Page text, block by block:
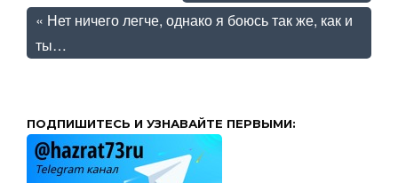
« Нет ничего легче, однако я боюсь так же, как и
ты…
ПОДПИШИТЕСЬ И УЗНАВАЙТЕ ПЕРВЫМИ: